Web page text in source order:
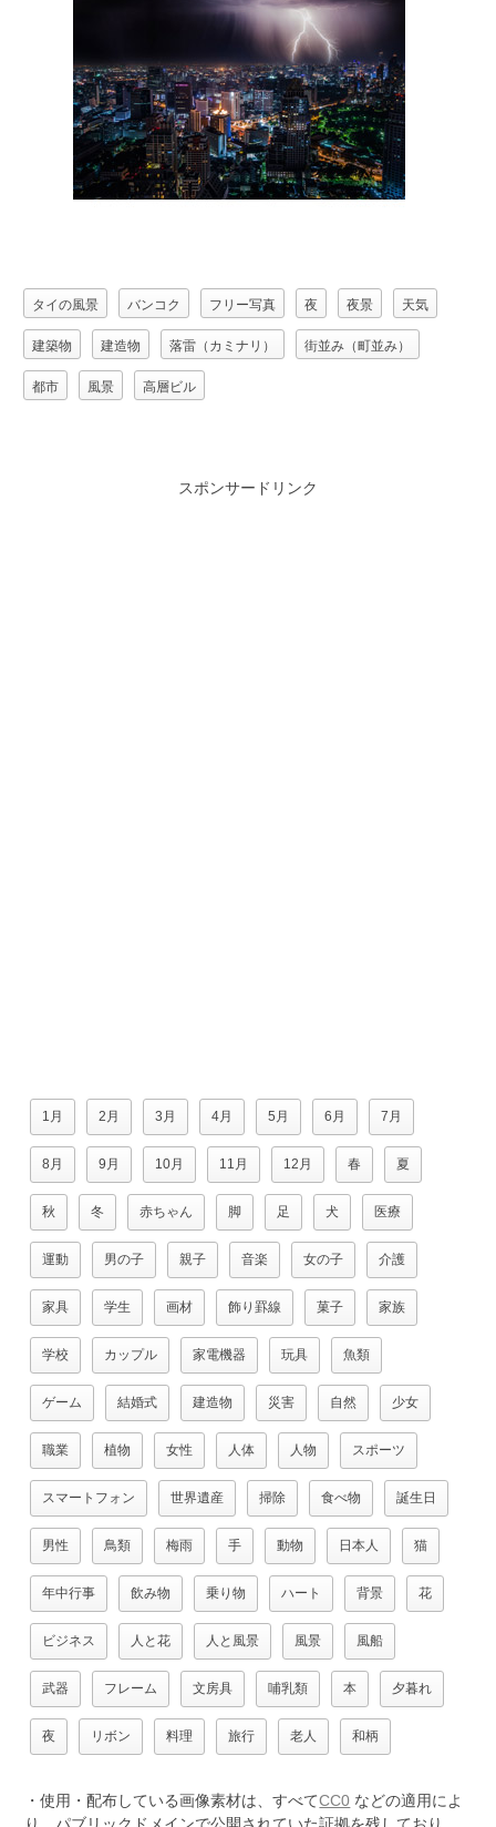
タイの風景 バンコク フリー写真 夜 夜景 天気
建築物 建造物 落雷（カミナリ） 街並み（町並み）
都市 風景 高層ビル
スポンサードリンク
1月 2月 3月 4月 5月 6月 7月
8月 9月 10月 11月 12月 春 夏
秋 冬 赤ちゃん 脚 足 犬 医療
運動 男の子 親子 音楽 女の子 介護
家具 学生 画材 飾り罫線 菓子 家族
学校 カップル 家電機器 玩具 魚類
ゲーム 結婚式 建造物 災害 自然 少女
職業 植物 女性 人体 人物 スポーツ
スマートフォン 世界遺産 掃除 食べ物 誕生日
男性 鳥類 梅雨 手 動物 日本人 猫
年中行事 飲み物 乗り物 ハート 背景 花
ビジネス 人と花 人と風景 風景 風船
武器 フレーム 文房具 哺乳類 本 夕暮れ
夜 リボン 料理 旅行 老人 和柄
・使用・配布している画像素材は、すべてCC0 などの適用によ